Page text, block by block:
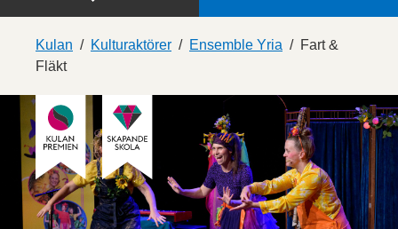
Kulan Kulturaktörer Ensemble Yria
Fart &
Fläkt